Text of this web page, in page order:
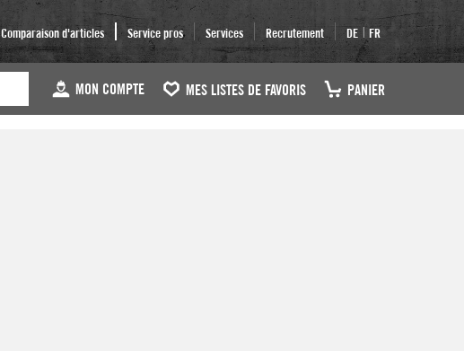
Comparaison d'articles Service pros Services Recrutement DE | FR
MON COMPTE MES LISTES DE FAVORIS PANIER